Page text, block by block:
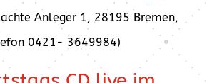
Anleger 1, 28195 Bremen,
0421- 3649984)